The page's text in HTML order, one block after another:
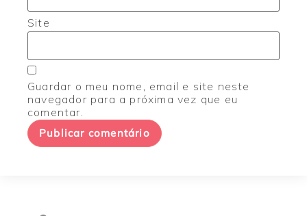
Site
Guardar o meu nome, email e site neste
navegador para a próxima vez que eu
comentar.